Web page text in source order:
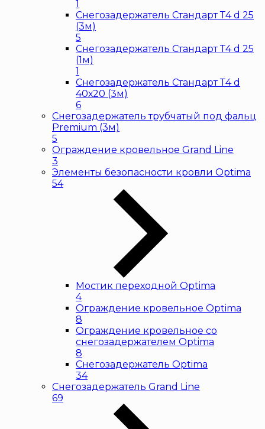
1
Снегозадержатель Стандарт Т4 d 25
(3м)
5
Снегозадержатель Стандарт Т4 d 25
(1м)
1
Снегозадержатель Стандарт Т4 d
40х20 (3м)
6
Снегозадержатель трубчатый под фальц
Premium (3м)
5
Ограждение кровельное Grand Line
3
Элементы безопасности кровли Optima
54
Мостик переходной Optima
4
Ограждение кровельное Optima
8
Ограждение кровельное со
снегозадержателем Optima
8
Снегозадержатель Optima
34
Снегозадержатель Grand Line
69